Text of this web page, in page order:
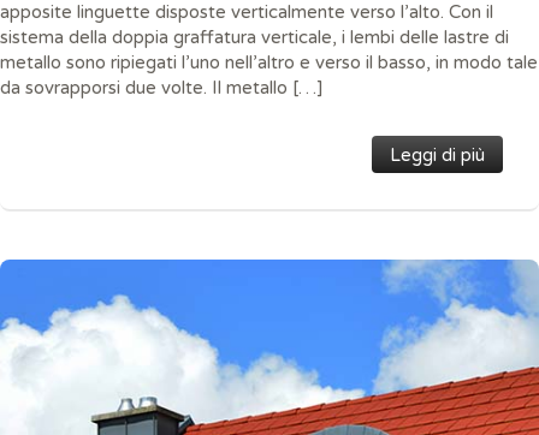
apposite linguette disposte verticalmente verso l’alto. Con il
sistema della doppia graffatura verticale, i lembi delle lastre di
metallo sono ripiegati l’uno nell’altro e verso il basso, in modo tale
da sovrapporsi due volte. Il metallo […]
Leggi di più